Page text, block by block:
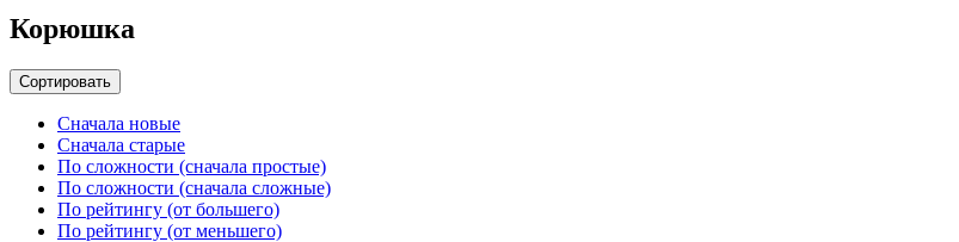
Корюшка
Сортировать
Сначала новые
Сначала старые
По сложности (сначала простые)
По сложности (сначала сложные)
По рейтингу (от большего)
По рейтингу (от меньшего)